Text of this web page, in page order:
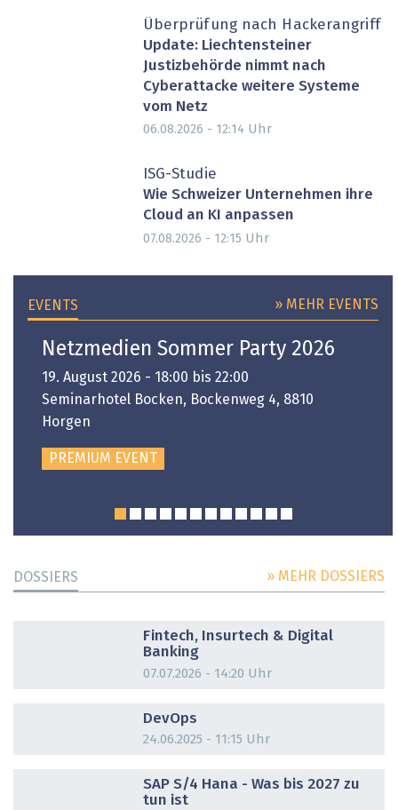
Überprüfung nach Hackerangriff
Update: Liechtensteiner
Justizbehörde nimmt nach
Cyberattacke weitere Systeme
vom Netz
06.08.2026 - 12:14 Uhr
ISG-Studie
Wie Schweizer Unternehmen ihre
Cloud an KI anpassen
07.08.2026 - 12:15 Uhr
EVENTS » MEHR EVENTS
Netzmedien Sommer Party 2026
19. August 2026 - 18:00 bis 22:00
Seminarhotel Bocken, Bockenweg 4, 8810
Horgen
PREMIUM EVENT
DOSSIERS » MEHR DOSSIERS
Fintech, Insurtech & Digital
Banking
07.07.2026 - 14:20 Uhr
DevOps
24.06.2025 - 11:15 Uhr
SAP S/4 Hana - Was bis 2027 zu
tun ist